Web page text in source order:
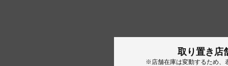
取り置き店
※店舗在庫は変動するため、